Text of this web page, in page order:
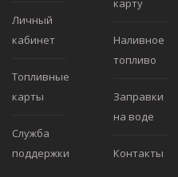
Личный
кабинет
Топливные
карты
Служба
поддержки
карту
Наливное
топливо
Заправки
на воде
Контакты